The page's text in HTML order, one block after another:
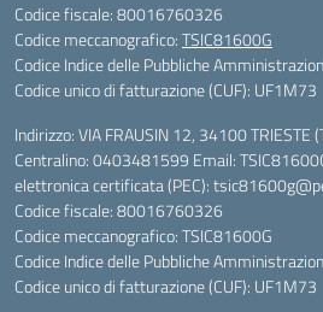
Codice fiscale: 80016760326
Codice meccanografico:TSIC81600G
Codice Indice delle Pubbliche
Codice unico di fatturazione (CUF): UF1M73
Indirizzo: VIA FRAUSIN 12, 34100 TRIESTE
Centralino: 0403481599 Email:
elettronica certificata (PEC):
Codice fiscale: 80016760326
Codice meccanografico: TSIC81600G
Codice Indice delle Pubbliche
Codice unico di fatturazione (CUF): UF1M73